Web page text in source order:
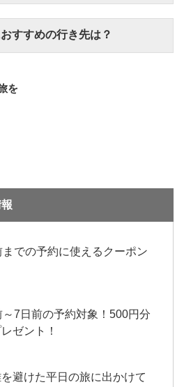
すすめの行き先は？
を
での予約に使えるクーポン
7日前の予約対象！500円分
ゼント！
避けた平日の旅に出かけて